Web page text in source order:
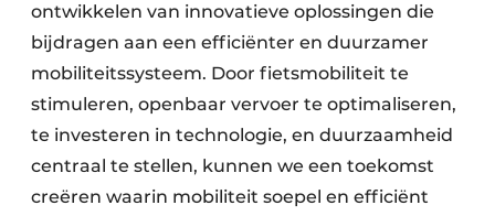
ontwikkelen van innovatieve oplossingen die
bijdragen aan een efficiënter en duurzamer
mobiliteitssysteem. Door fietsmobiliteit te
stimuleren, openbaar vervoer te optimaliseren,
te investeren in technologie, en duurzaamheid
centraal te stellen, kunnen we een toekomst
creëren waarin mobiliteit soepel en efficiënt